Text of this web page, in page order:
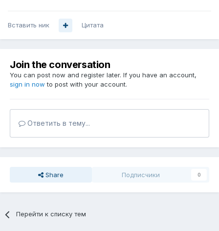
Вставить ник Цитата
Join the conversation
You can post now and register later. If you have an account,
sign in now to post with your account.
Ответить в тему...
Share Подписчики 0
Перейти к списку тем